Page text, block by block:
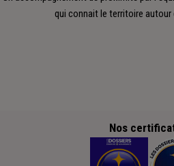
qui connait le territoire autour
Nos